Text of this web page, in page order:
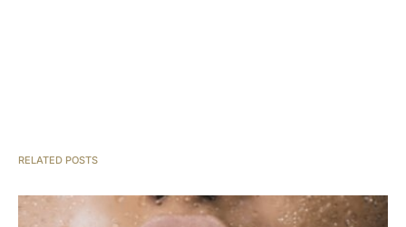
RELATED POSTS